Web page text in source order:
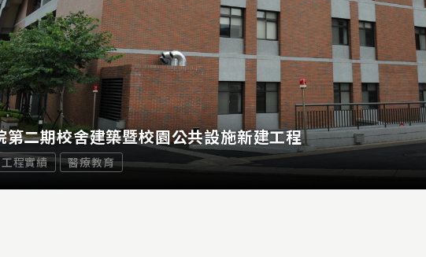
第二期校舍建築暨校園公共設施新建工程
工程實績 醫療教育